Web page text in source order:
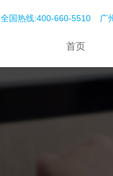
全国热线:400-660-5510 广
首页